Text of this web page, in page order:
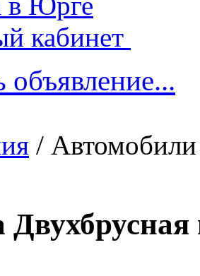
объявление...
/